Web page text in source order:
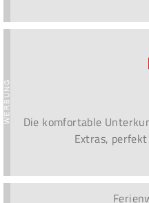
Die komfortable
Extras,